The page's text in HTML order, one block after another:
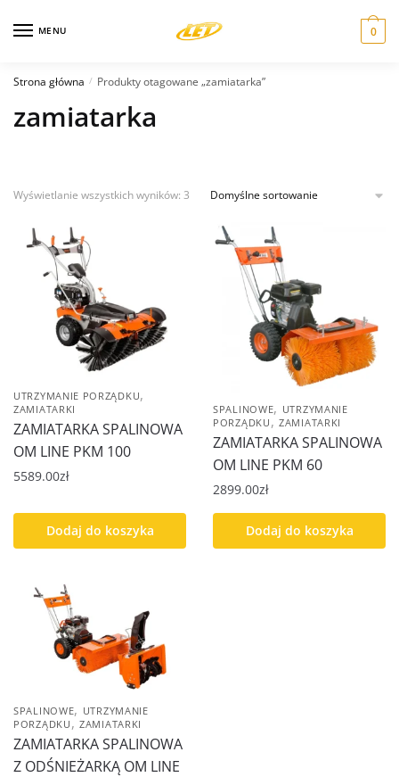
MENU 0
Strona główna / Produkty otagowane „zamiatarka”
zamiatarka
Wyświetlanie wszystkich wyników: 3
UTRZYMANIE PORZĄDKU,
ZAMIATARKI
ZAMIATARKA SPALINOWA
OM LINE PKM 100
5589.00zł
Dodaj do koszyka
SPALINOWE, UTRZYMANIE
PORZĄDKU ,ZAMIATARKI
ZAMIATARKA SPALINOWA
OM LINE PKM 60
2899.00zł
Dodaj do koszyka
SPALINOWE, UTRZYMANIE
PORZĄDKU ,ZAMIATARKI
ZAMIATARKA SPALINOWA
Z ODŚNIEŻARKĄ OM LINE